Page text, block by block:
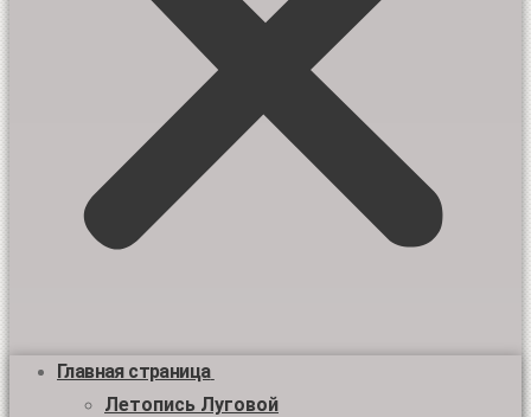
Главная страница
Летопись Луговой